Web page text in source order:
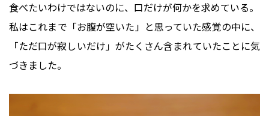
食べたいわけではないのに、口だけが何かを求めている。
私はこれまで「お腹が空いた」と思っていた感覚の中に、
「ただ口が寂しいだけ」がたくさん含まれていたことに気
づきました。